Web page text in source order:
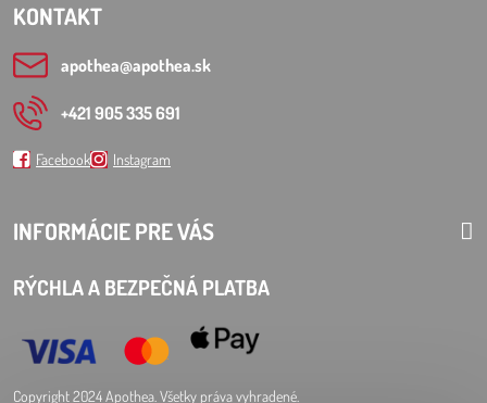
KONTAKT
apothea​@apothea​.sk
+421 905 335 691
Facebook Instagram
INFORMÁCIE PRE VÁS
RÝCHLA A BEZPEČNÁ PLATBA
Copyright 2024 Apothea. Všetky práva vyhradené.